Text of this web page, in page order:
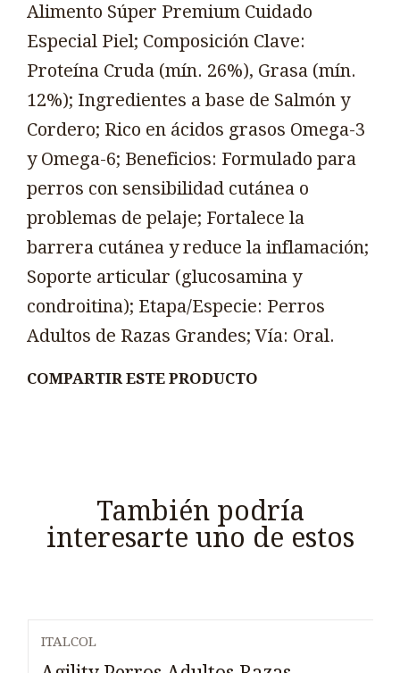
Alimento Súper Premium Cuidado
Especial Piel; Composición Clave:
Proteína Cruda (mín. 26%), Grasa (mín.
12%); Ingredientes a base de Salmón y
Cordero; Rico en ácidos grasos Omega-3
y Omega-6; Beneficios: Formulado para
perros con sensibilidad cutánea o
problemas de pelaje; Fortalece la
barrera cutánea y reduce la inflamación;
Soporte articular (glucosamina y
condroitina); Etapa/Especie: Perros
Adultos de Razas Grandes; Vía: Oral.
COMPARTIR ESTE PRODUCTO
También podría
interesarte uno de estos
ITALCOL